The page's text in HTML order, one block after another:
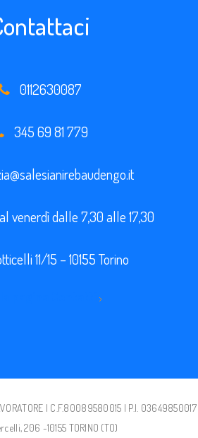
0112630087
345 69 81 779
venerdì dalle 7,30 alle 17,30
11/15 – 10155 Torino
| C.F.80089580015 | P.I. 03649850017
206 -10155 TORINO (TO)